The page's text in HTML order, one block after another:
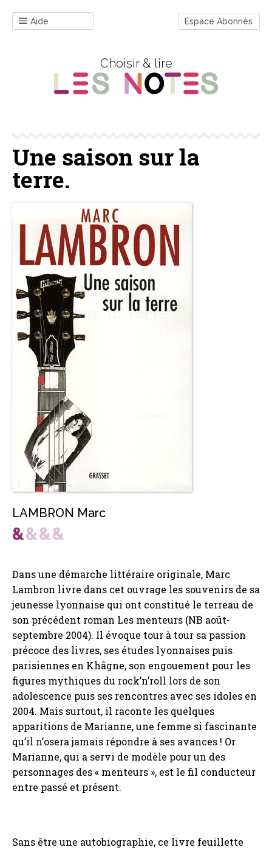
Aide Espace Abonnés
Choisir & lire
Une saison sur la
terre.
LAMBRON Marc
Dans une démarche littéraire originale, Marc
Lambron livre dans cet ouvrage les souvenirs de sa
jeunesse lyonnaise qui ont constitué le terreau de
son précédent roman Les menteurs (NB août-
septembre 2004). Il évoque tour à tour sa passion
précoce des livres, ses études lyonnaises puis
parisiennes en Khâgne, son engouement pour les
figures mythiques du rock’n’roll lors de son
adolescence puis ses rencontres avec ses idoles en
2004. Mais surtout, il raconte les quelques
apparitions de Marianne, une femme si fascinante
qu’il n’osera jamais répondre à ses avances ! Or
Marianne, qui a servi de modèle pour un des
personnages des « menteurs », est le fil conducteur
entre passé et présent.
Sans être une autobiographie, ce livre feuillette